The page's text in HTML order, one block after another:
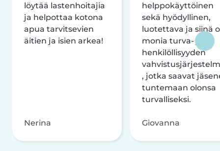
löytää lastenhoitajia
ja helpottaa kotona
apua tarvitsevien
äitien ja isien arkea!
Nerina
helppokäyttöinen
sekä hyödyllinen,
luotettava ja siinä
monia turva- ja
henkilöllisyyden
, jotka saavat
tuntemaan olonsa
turvalliseksi.
Giovanna